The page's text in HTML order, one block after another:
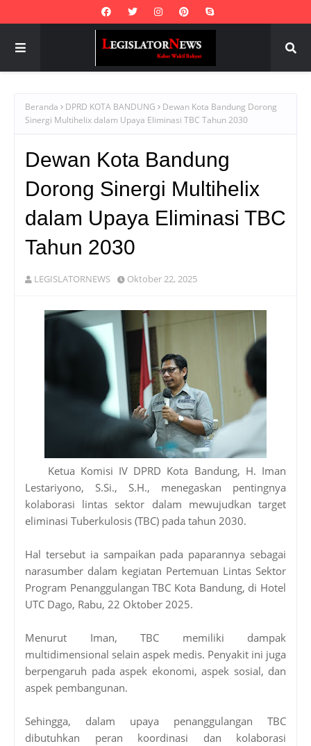
Beranda DPRD KOTA BANDUNG
Dewan Kota Bandung Dorong
Sinergi Multihelix dalam Upaya Eliminasi TBC Tahun 2030
Dewan Kota Bandung
Dorong Sinergi Multihelix
dalam Upaya Eliminasi TBC
Tahun 2030
LEGISLATORNEWS Oktober 22, 2025
Ketua Komisi IV DPRD Kota Bandung, H. Iman
Lestariyono, S.Si., S.H., menegaskan pentingnya
kolaborasi lintas sektor dalam mewujudkan target
eliminasi Tuberkulosis (TBC) pada tahun 2030.
Hal tersebut ia sampaikan pada paparannya sebagai
narasumber dalam kegiatan Pertemuan Lintas Sektor
Program Penanggulangan TBC Kota Bandung, di Hotel
UTC Dago, Rabu, 22 Oktober 2025.
Menurut Iman, TBC memiliki dampak
multidimensional selain aspek medis. Penyakit ini juga
berpengaruh pada aspek ekonomi, aspek sosial, dan
aspek pembangunan.
Sehingga, dalam upaya penanggulangan TBC
dibutuhkan peran koordinasi dan kolaborasi